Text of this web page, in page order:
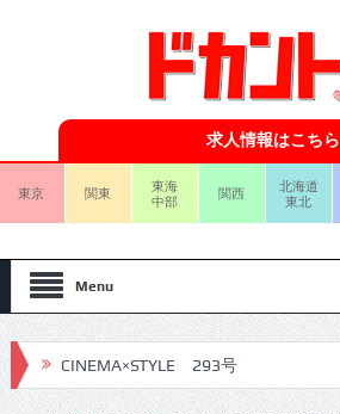
求人情報はこちら
東京 関東
東海
中部
関西
北海道
東北
Menu
CINEMA×STYLE 293号